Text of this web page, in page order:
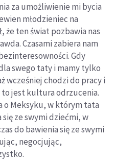
za umożliwienie mi bycia
młodzieniec na
że ten świat pozbawia nas
Czasami zabiera nam
Gdy
swego taty i mamy tylko
wcześniej chodzi do pracy i
to jest kultura odrzucenia.
o Meksyku, w którym tata
się ze swymi dziećmi, w
do bawienia się ze swymi
negocjując,